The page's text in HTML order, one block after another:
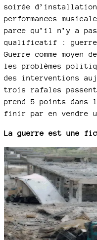
soirée
performances
parce qu’il n’y a
qualificatif : guerre
Guerre comme moyen
les problèmes
des interventions
trois rafales passent
prend 5 points dans
finir par en vendre
La guerre est une